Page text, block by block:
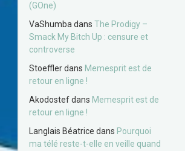
(GOne)
VaShumba dansThe Prodigy –
Smack My Bitch Up : censure et
controverse
Stoefflerdans Memesprit est de
retour en ligne !
Akodostefdans Memesprit est de
retour en ligne !
Langlais Béatrice dans Pourquoi
ma télé reste-t-elle en veille quand